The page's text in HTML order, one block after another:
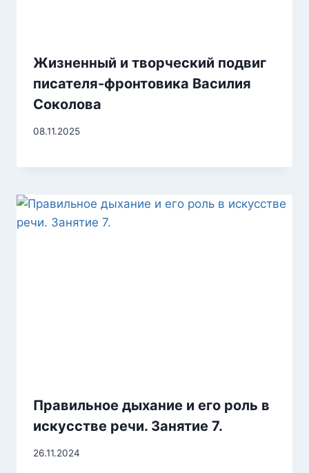
Жизненный и творческий подвиг
писателя-фронтовика Василия
Соколова
08.11.2025
Правильное дыхание и его роль в
искусстве речи. Занятие 7.
26.11.2024